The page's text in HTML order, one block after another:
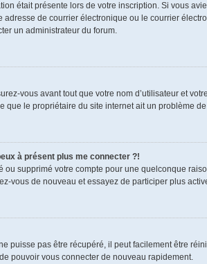
était présente lors de votre inscription. Si vous
de courrier électronique ou le courrier
un administrateur du forum.
vous avant tout que votre nom d’utilisateur et
que le propriétaire du site internet ait un problème
à présent plus me connecter ?!
ou supprimé votre compte pour une quelconque
vous de nouveau et essayez de participer plus
puisse pas être récupéré, il peut facilement être
pouvoir vous connecter de nouveau rapidement.